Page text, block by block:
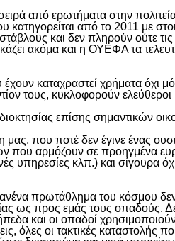
από ερωτήματα στην
κατηγορείται από το 2011 με
και δεν πληρούν ούτε
ακόμα και η ΟΥΕΦΑ τα
καταχραστεί χρήματα όχι
τους, κυκλοφορούν
επίσης σημαντικών
που ποτέ δεν έγινε ένας
που αρμόζουν σε προηγμένα
υπηρεσίες κλπ.) και σίγουρα
πρωτάθλημα του κόσμου
ως προς εμάς τους οπαδούς.
και οι οπαδοί
όλες οι τακτικές